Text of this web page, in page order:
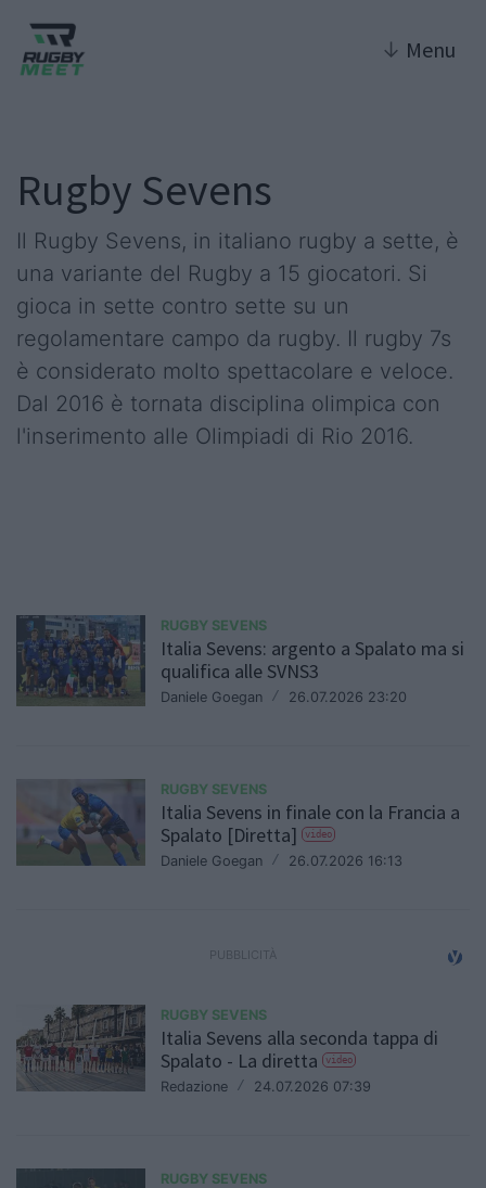
↓ Menu
Rugby Sevens
Il Rugby Sevens, in italiano rugby a sette, è
una variante del Rugby a 15 giocatori. Si
gioca in sette contro sette su un
regolamentare campo da rugby. Il rugby 7s
è considerato molto spettacolare e veloce.
Dal 2016 è tornata disciplina olimpica con
l'inserimento alle Olimpiadi di Rio 2016.
RUGBY SEVENS
Italia Sevens: argento a Spalato ma si
qualifica alle SVNS3
Daniele Goegan / 26.07.2026 23:20
RUGBY SEVENS
Italia Sevens in finale con la Francia a
Spalato [Diretta] video
Daniele Goegan / 26.07.2026 16:13
RUGBY SEVENS
Italia Sevens alla seconda tappa di
Spalato - La diretta video
Redazione / 24.07.2026 07:39
RUGBY SEVENS